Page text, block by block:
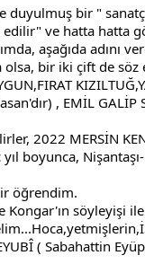
duyulmuş bir "
ve hatta hatta
aşağıda adını
bir iki çift de söz
, EMİL GALİP
2022 MERSİN
boyunca,
öğrendim.
söyleyişi
( Sabahattin